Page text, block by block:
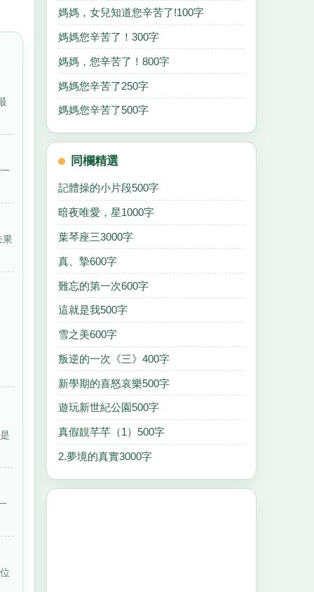
果
媽媽，女兒知道您辛苦了!100字
媽媽您辛苦了！300字
媽媽，您辛苦了！800字
媽媽您辛苦了250字
媽媽您辛苦了500字
同欄精選
記體操的小片段500字
暗夜唯愛，星1000字
葉琴座三3000字
真、摯600字
難忘的第一次600字
這就是我500字
雪之美600字
叛逆的一次《三》400字
新學期的喜怒哀樂500字
遊玩新世紀公園500字
真假靚芊芊（1）500字
2.夢境的真實3000字